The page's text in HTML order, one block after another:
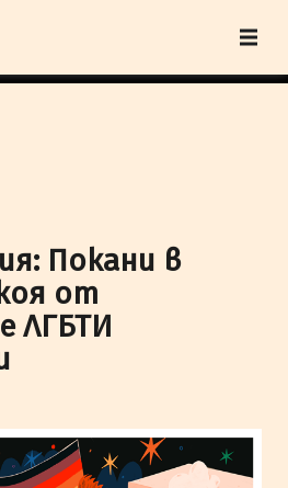
ползва cookies, за да осигурим по-
да подобрим Вашето преживяване.Научи
Покани в
от
ЛГБТИ